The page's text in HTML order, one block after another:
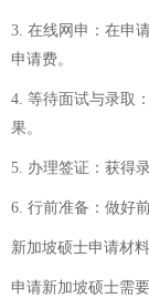
3. 在线网申：在申
申请费。
4. 等待面试与录取
果。
5. 办理签证：获得
6. 行前准备：做好
新加坡硕士申请材料
申请新加坡硕士需